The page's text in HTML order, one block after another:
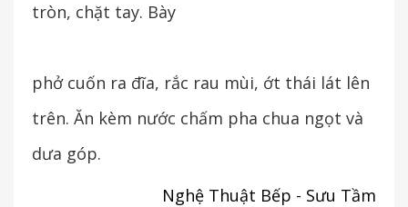
tròn, chặt tay. Bày
phở cuốn ra đĩa, rắc rau mùi, ớt thái lát lên
trên. Ăn kèm nước chấm pha chua ngọt và
dưa góp.
Nghệ Thuật Bếp - Sưu Tầm